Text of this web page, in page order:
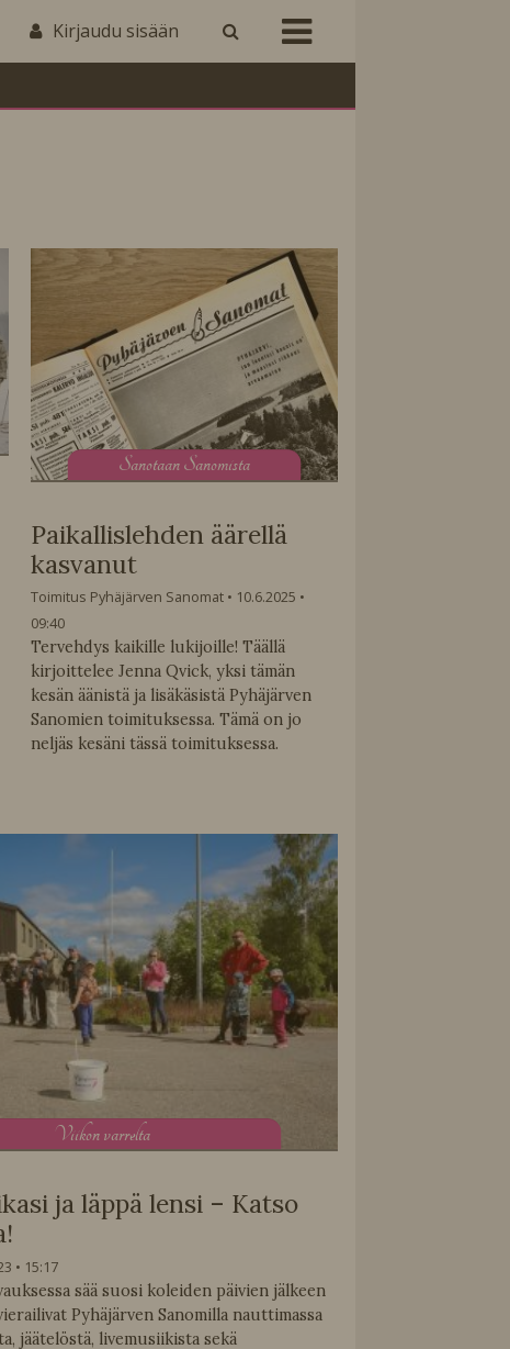
Kirjaudu sisään
Sanotaan Sanomista
Paikallislehden äärellä
kasvanut
Toimitus Pyhäjärven Sanomat
10.6.2025
09:40
Tervehdys kaikille lukijoille! Täällä
kirjoittelee Jenna Qvick, yksi tämän
kesän äänistä ja lisäkäsistä Pyhäjärven
Sanomien toimituksessa. Tämä on jo
neljäs kesäni tässä toimituksessa.
Viikon varrelta
ja läppä lensi – Katso
15:17
sää suosi koleiden päivien jälkeen
Pyhäjärven Sanomilla nauttimassa
jäätelöstä, livemusiikista sekä